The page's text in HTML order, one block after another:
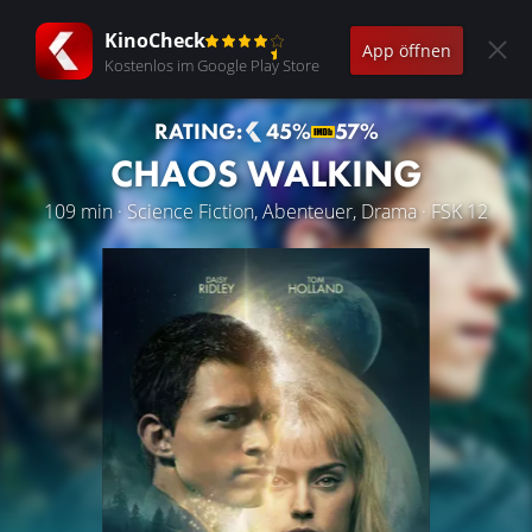
KinoCheck
Kostenlos im Google Play Store
App öffnen
RATING: 45% 57%
CHAOS WALKING
109 min · Science Fiction, Abenteuer, Drama · FSK 12